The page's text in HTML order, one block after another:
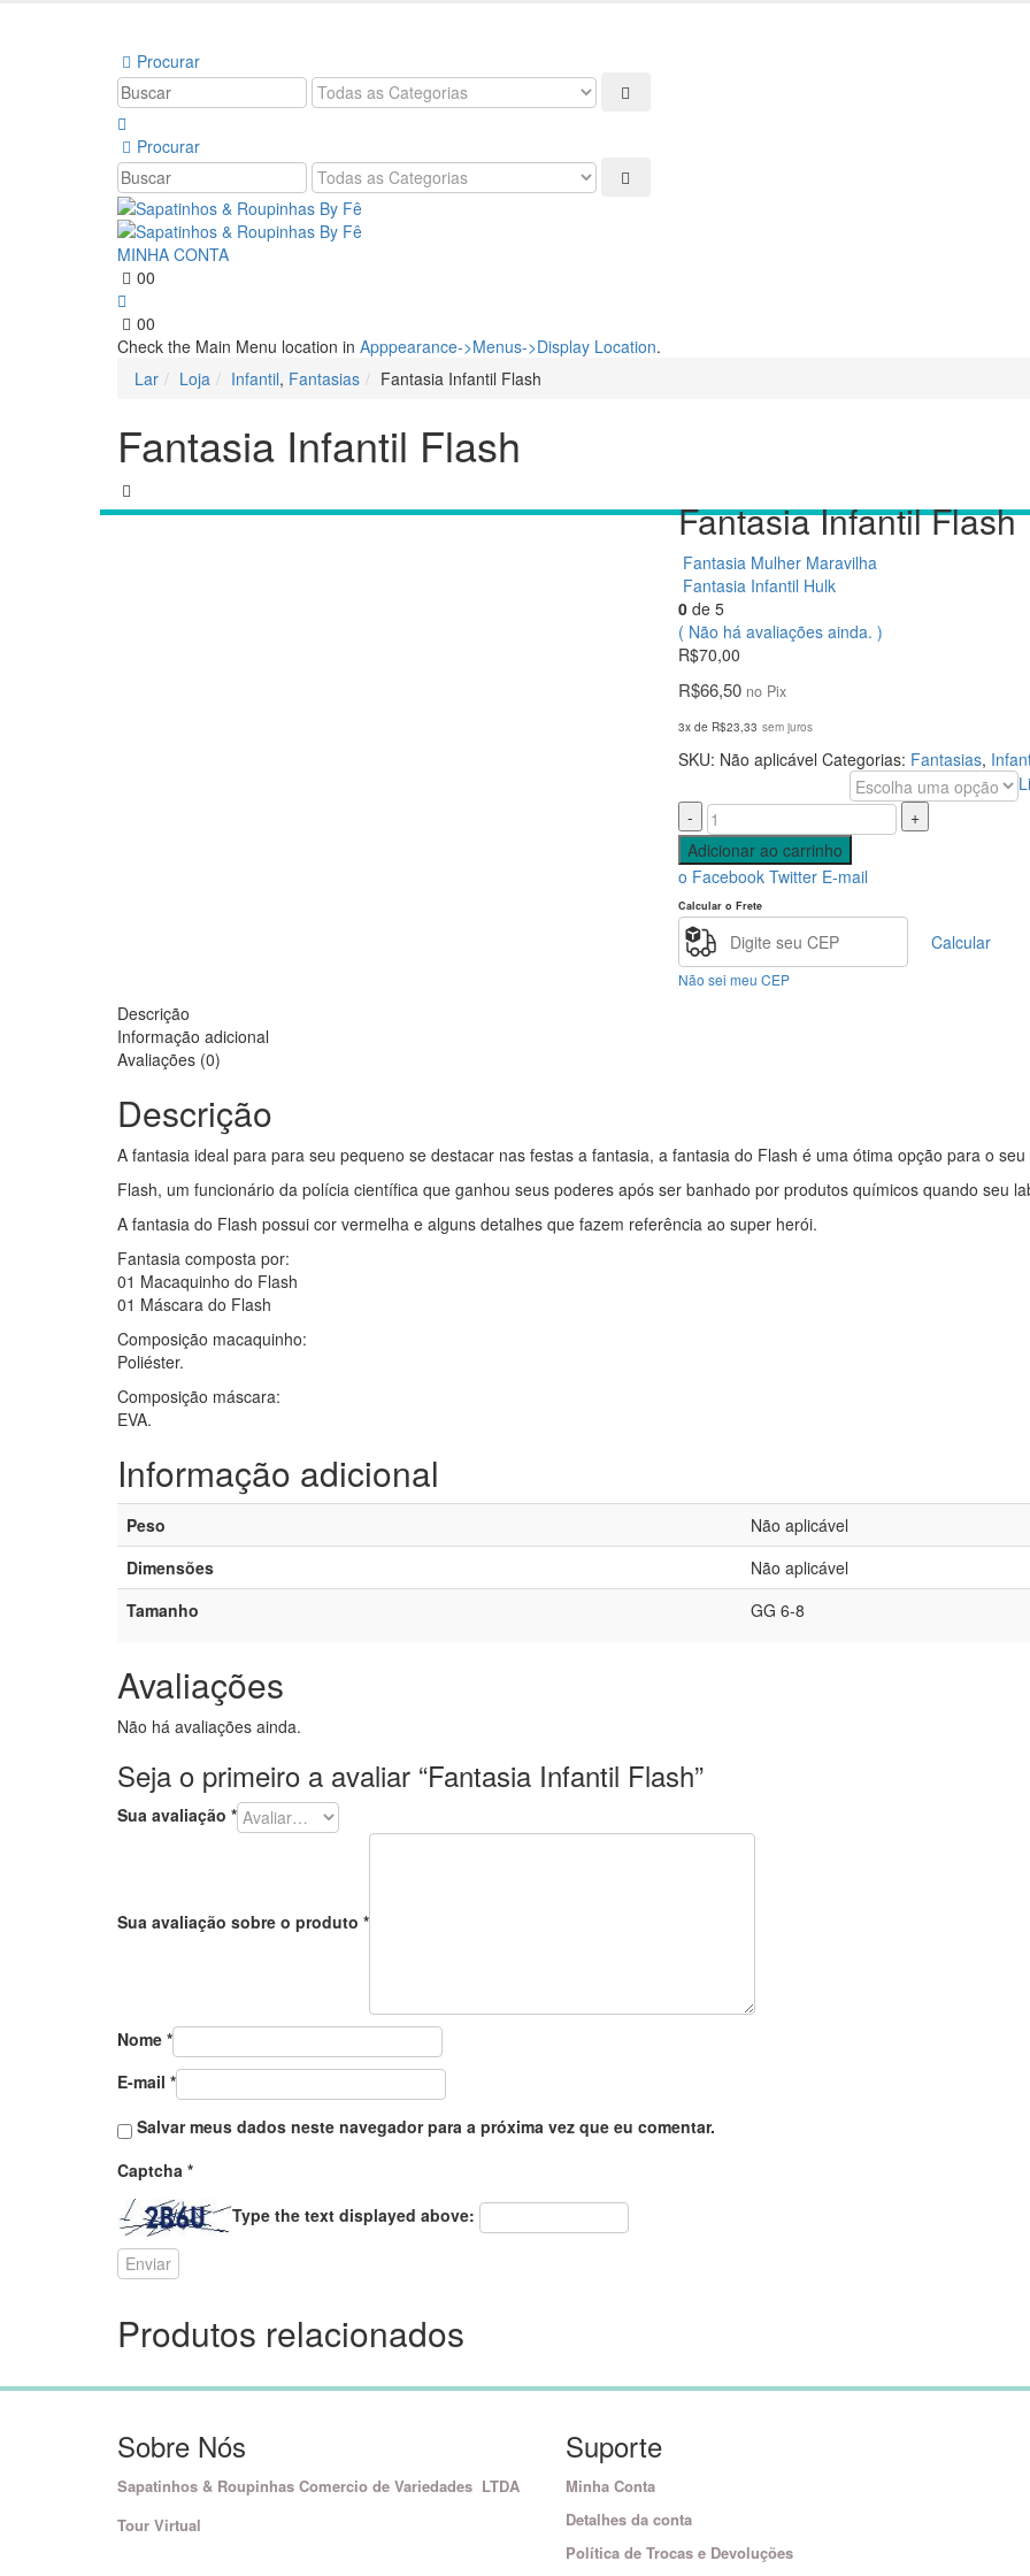
Procurar
Procurar
MINHA CONTA
00
00
Check the Main Menu location in Apppearance->Menus->Display Location.
Lar
Loja Infantil, Fantasias Fantasia Infantil Flash
Fantasia Infantil Flash
Fantasia Infantil Flash
Fantasia Mulher Maravilha
Fantasia Infantil Hulk
0de 5
( Não há avaliações ainda. )
R$70,00
R$66,50 no Pix
3x de R$23,33 sem juros
SKU: Não aplicável Categorias: Fantasias,
-
+
Adicionar ao carrinho
o Facebook Twitter E-mail
Calcular o Frete
Calcular
Não sei meu CEP
Descrição
Informação adicional
Avaliações (0)
Descrição
A fantasia ideal para para seu pequeno se destacar nas festas a fantasia, a fantasia do Flash é uma ótima opção para o
Flash, um funcionário da polícia científica que ganhou seus poderes após ser banhado por produtos químicos quando seu
A fantasia do Flash possui cor vermelha e alguns detalhes que fazem referência ao super herói.
Fantasia composta por:
01 Macaquinho do Flash
01 Máscara do Flash
Composição macaquinho:
Poliéster.
Composição máscara:
EVA.
Informação adicional
Peso
Não aplicável
Dimensões
Não aplicável
Tamanho
GG 6-8
Avaliações
Não há avaliações ainda.
Seja o primeiro a avaliar “Fantasia Infantil Flash”
Sua avaliação *
Sua avaliação sobre o produto *
Nome *
E-mail *
Salvar meus dados neste navegador para a próxima vez que eu comentar.
Captcha *
Type the text displayed above:
Produtos relacionados
Sobre Nós
Sapatinhos & Roupinhas Comercio de Variedades LTDA
Tour Virtual
Suporte
Minha Conta
Detalhes da conta
Política de Trocas e Devoluções